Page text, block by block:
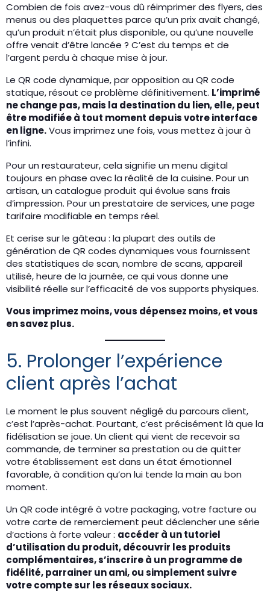
Combien de fois avez-vous dû réimprimer des flyers, des
menus ou des plaquettes parce qu’un prix avait changé,
qu’un produit n’était plus disponible, ou qu’une nouvelle
offre venait d’être lancée ? C’est du temps et de
l’argent perdu à chaque mise à jour.
Le QR code dynamique, par opposition au QR code
statique, résout ce problème définitivement. L’imprimé
ne change pas, mais la destination du lien, elle, peut
être modifiée à tout moment depuis votre interface
en ligne.Vous imprimez une fois, vous mettez à jour à
l’infini.
Pour un restaurateur, cela signifie un menu digital
toujours en phase avec la réalité de la cuisine. Pour un
artisan, un catalogue produit qui évolue sans frais
d’impression. Pour un prestataire de services, une page
tarifaire modifiable en temps réel.
Et cerise sur le gâteau : la plupart des outils de
génération de QR codes dynamiques vous fournissent
des statistiques de scan, nombre de scans, appareil
utilisé, heure de la journée, ce qui vous donne une
visibilité réelle sur l’efficacité de vos supports physiques.
Vous imprimez moins, vous dépensez moins, et vous
en savez plus.
5. Prolonger l’expérience
client après l’achat
Le moment le plus souvent négligé du parcours client,
c’est l’après-achat. Pourtant, c’est précisément là que la
fidélisation se joue. Un client qui vient de recevoir sa
commande, de terminer sa prestation ou de quitter
votre établissement est dans un état émotionnel
favorable, à condition qu’on lui tende la main au bon
moment.
Un QR code intégré à votre packaging, votre facture ou
votre carte de remerciement peut déclencher une série
d’actions à forte valeur : accéder à un tutoriel
d’utilisation du produit, découvrir les produits
complémentaires, s’inscrire à un programme de
fidélité, parrainer un ami, ou simplement suivre
votre compte sur les réseaux sociaux.